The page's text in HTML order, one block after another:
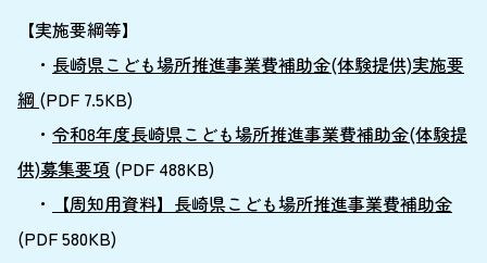
【実施要綱等】
・ 長崎県こども場所推進事業費補助金(体験提供)実施要
綱 (PDF 7.5KB)
・ 令和8年度長崎県こども場所推進事業費補助金(体験提
供)募集要項 (PDF 488KB)
・
【周知用資料】長崎県こども場所推進事業費補助金
(PDF 580KB)